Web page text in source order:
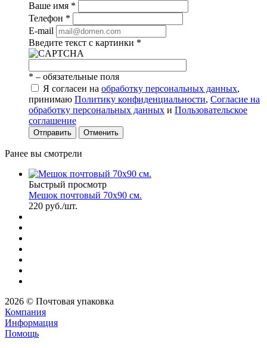
Ваше имя *
Телефон *
E-mail
Введите текст с картинки *
* – обязательные поля
Я согласен на обработку персональных данных,
принимаю Политику конфиденциальности, Согласие на
обработку персональных данных и Пользовательское
соглашение
Отправить Отменить
Ранее вы смотрели
Быстрый просмотр
Мешок почтовый 70х90 см.
220 руб./шт.
2026 © Почтовая упаковка
Компания
Информация
Помощь